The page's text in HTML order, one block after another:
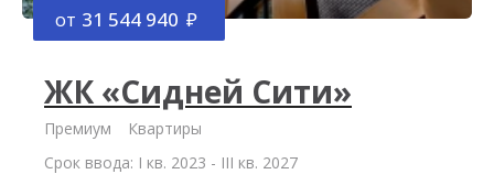
от 31 544 940
ЖК «Сидней Сити»
Премиум
Квартиры
Срок ввода: I кв. 2023 - III кв. 2027